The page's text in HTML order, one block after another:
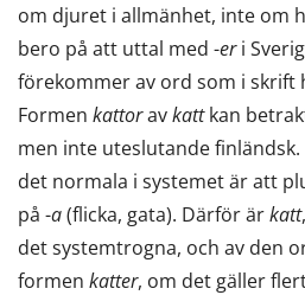
om djuret i allmänhet, inte om
bero på att uttal med -eri
förekommer av ord som i skrift
Formen kattoravkattkan
men inte uteslutande
det normala i systemet är att
på -a(flicka, gata). Därför ärkatt,
det systemtrogna, och av den
formen katter, om det gäller